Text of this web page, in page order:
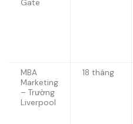
Gate
MBA
Marketing
– Trường
Liverpool
18 tháng